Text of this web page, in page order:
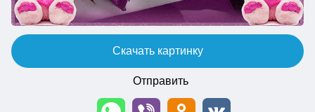
Скачать картинку
Отправить